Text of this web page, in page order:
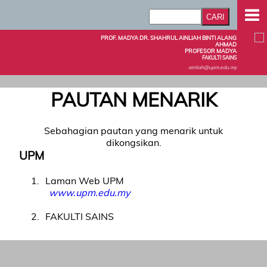
PROF. MADYA DR. SHAHRUL AINLIAH BINTI ALANG
AHMAD
PROFESOR MADYA
FAKULTI SAINS
ainliah@upm.edu.my
PAUTAN MENARIK
Sebahagian pautan yang menarik untuk
dikongsikan.
UPM
1
Laman Web UPM
www.upm.edu.my
2
FAKULTI SAINS